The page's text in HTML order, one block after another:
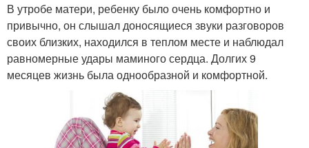
В утробе матери, ребенку было очень комфортно и
привычно, он слышал доносящиеся звуки разговоров
своих близких, находился в теплом месте и наблюдал
равномерные удары маминого сердца. Долгих 9
месяцев жизнь была однообразной и комфортной.